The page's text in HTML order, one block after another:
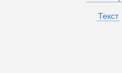
Текст